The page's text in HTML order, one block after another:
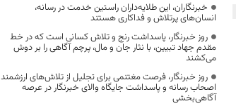
خبرنگاران، این طلایه‌داران راستین خدمت در رسانه،
انسان‌های پرتلاش و فداکاری هستند
روز خبرنگار، پاسداشت رنج و تلاش کسانی است که در خط
مقدم جهاد تبیین، با نثار جان و مال، پرچم آگاهی را بر دوش
می‌کشند
روز خبرنگار، فرصت مغتنمی برای تجلیل از تلاش‌های ارزشمند
اصحاب رسانه و پاسداشت جایگاه والای خبرنگار در عرصه
آگاهی‌بخشی